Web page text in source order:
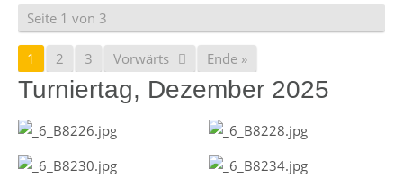
Seite 1 von 3
1 2 3 Vorwärts Ende »
Turniertag, Dezember 2025